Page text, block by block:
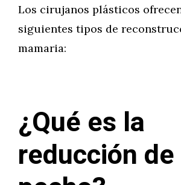
Los cirujanos plásticos
siguientes tipos de
mamaria:
¿Qué es la
reducción de